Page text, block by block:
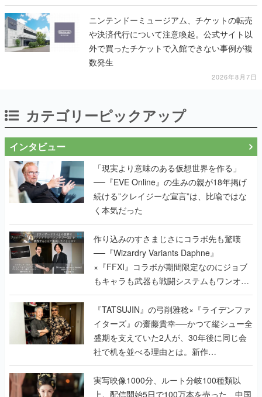
ニンテンドーミュージアム、チケットの転売
や決済代行について注意喚起。公式サイト以
外で買ったチケットで入館できない事例が複
数発生
2026年8月7日
カテゴリーピックアップ
インタビュー
「現実より意味のある仮想世界を作る」
──『EVE Online』の生みの親が18年掲げ
続ける”クレイジーな宣言”は、比喩ではな
く本気だった
作り込みのすさまじさにコラボ先も驚嘆
──『Wizardry Variants Daphne』
×『FFXI』コラボが期間限定なのにジョブ
もキャラも武器も戦闘システムもワンオフ
で作り込まれた理由を両ディレクターに聞
く
『TATSUJIN』の弓削雅稔×『ライデンファ
イターズ』の齋藤貴幸──かつて縦シュー全
盛期を支えていた2人が、30年後に同じ会
社で机を並べる理由とは。新作
『TATSUJIN EXTREME』で初タッグを組
んだレジェンド2人に訊く開発秘話
実写映像1000分、ルート分岐100種類以
上。配信開始5日で100万本を売った、中国